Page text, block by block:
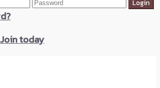
Join today